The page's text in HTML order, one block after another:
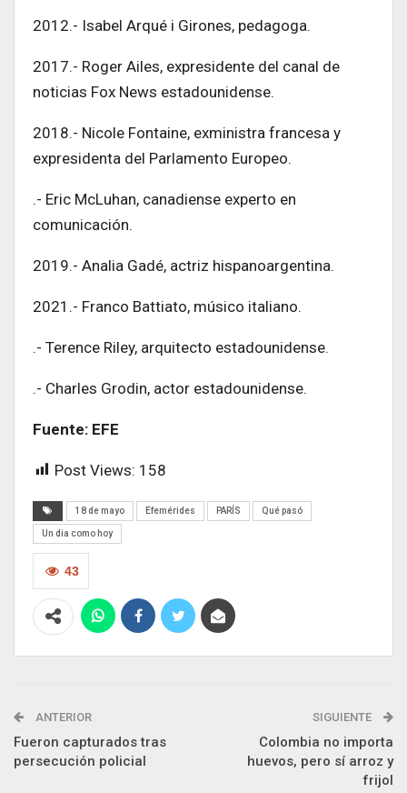
2012.- Isabel Arqué i Girones, pedagoga.
2017.- Roger Ailes, expresidente del canal de
noticias Fox News estadounidense.
2018.- Nicole Fontaine, exministra francesa y
expresidenta del Parlamento Europeo.
.- Eric McLuhan, canadiense experto en
comunicación.
2019.- Analia Gadé, actriz hispanoargentina.
2021.- Franco Battiato, músico italiano.
.- Terence Riley, arquitecto estadounidense.
.- Charles Grodin, actor estadounidense.
Fuente: EFE
Post Views: 158
18 de mayo Efemérides PARÍS Qué pasó
Un dia como hoy
43
ANTERIOR
Fueron capturados tras
persecución policial
SIGUIENTE
Colombia no importa
huevos, pero sí arroz y
frijol